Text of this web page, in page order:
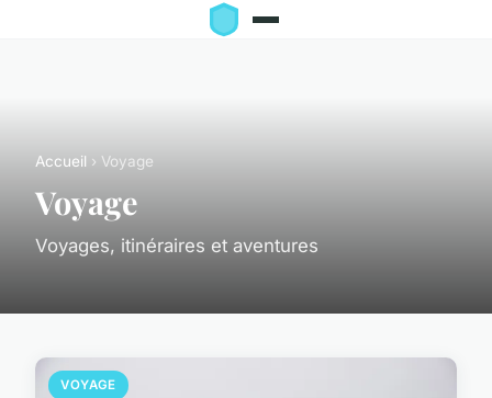
Accueil › Voyage
Voyage
Voyages, itinéraires et aventures
VOYAGE